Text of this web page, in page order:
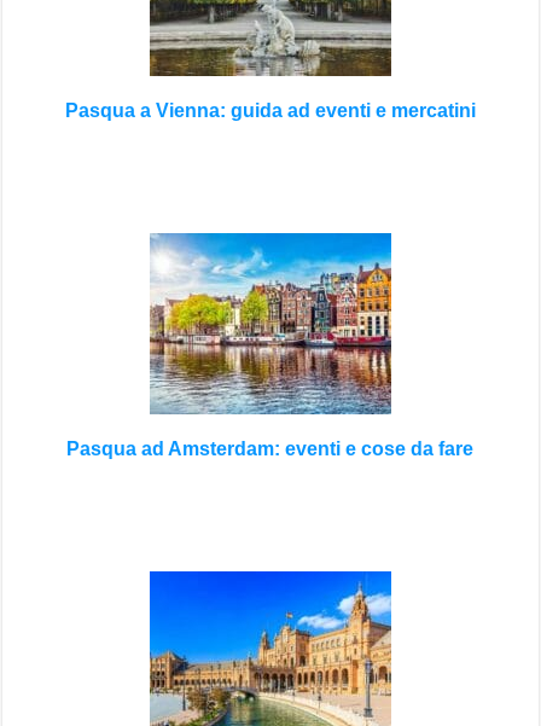
Pasqua a Vienna: guida ad eventi e mercatini
Pasqua ad Amsterdam: eventi e cose da fare